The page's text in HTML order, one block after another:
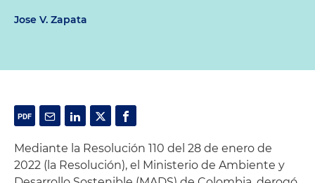
Jose V. Zapata
Mediante la Resolución 110 del 28 de enero de
2022 (la Resolución), el Ministerio de Ambiente y